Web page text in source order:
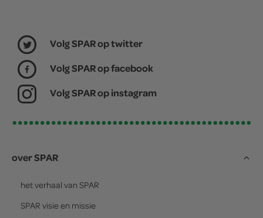
Volg SPAR op twitter
Volg SPAR op facebook
Volg SPAR op instagram
over SPAR
het verhaal van SPAR
SPAR visie en missie